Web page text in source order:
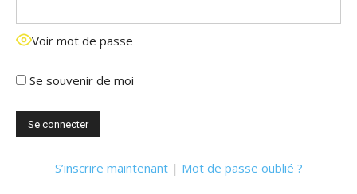
Voir mot de passe
Se souvenir de moi
S’inscrire maintenant| Mot de passe oublié ?